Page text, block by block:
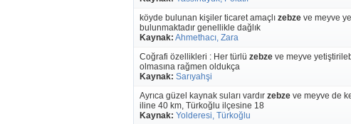
köyde bulunan kişiler ticaret amaçlı zebze ve meyve
bulunmaktadır genellikle dağlık
Kaynak: Ahmethacı, Zara
Coğrafi özellikleri : Her türlü zebze ve meyve
olmasına rağmen oldukça
Kaynak: Sarıyahşi
Ayrıca güzel kaynak suları vardır zebze ve meyve de
iline 40 km, Türkoğlu ilçesine 18
Kaynak: Yolderesi, Türkoğlu